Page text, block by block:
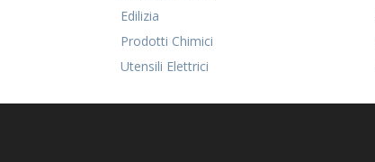
Edilizia
Prodotti Chimici
Utensili Elettrici